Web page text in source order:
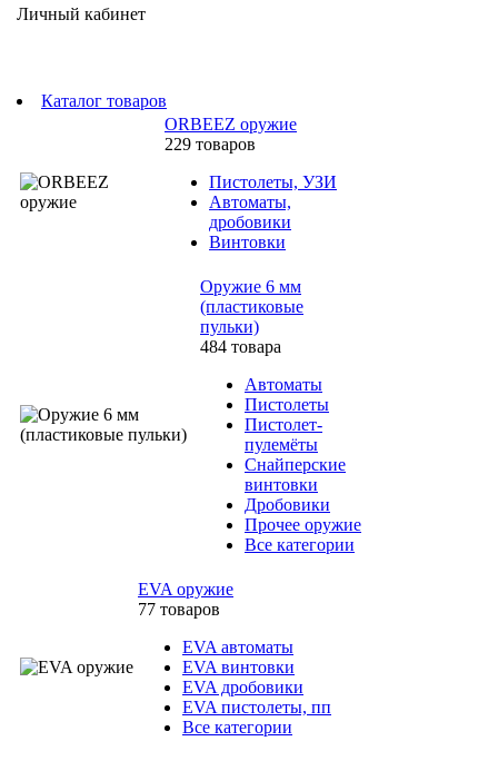
Личный кабинет
Каталог товаров
ORBEEZ оружие
229 товаров
Пистолеты, УЗИ
Автоматы,
дробовики
Винтовки
Оружие 6 мм
(пластиковые
пульки)
484 товара
Автоматы
Пистолеты
Пистолет-
пулемёты
Снайперские
винтовки
Дробовики
Прочее оружие
Все категории
EVA оружие
77 товаров
EVA автоматы
EVA винтовки
EVA дробовики
EVA пистолеты, пп
Все категории